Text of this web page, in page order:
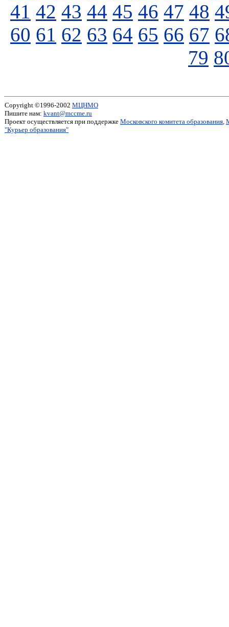
41 42 43 44 45 46 47 48
60 61 62 63 64 65 66 67
79
Copyright ©1996-2002 МЦНМО
Пишите нам: kvant@mccme.ru
Проект осуществляется при поддержке Московского комитета образования,
"Курьер образования"